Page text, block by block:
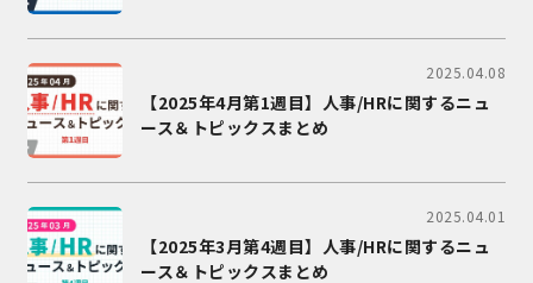
2025.04.08
【2025年4月第1週目】人事/HRに関するニュ
ース＆トピックスまとめ
2025.04.01
【2025年3月第4週目】人事/HRに関するニュ
ース＆トピックスまとめ